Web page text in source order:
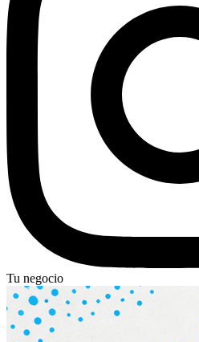
Tu negocio